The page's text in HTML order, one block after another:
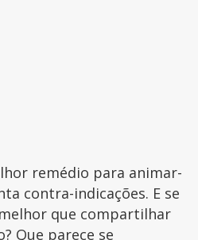
remédio para animar-
contra-indicações. E se
que compartilhar
Que parece se